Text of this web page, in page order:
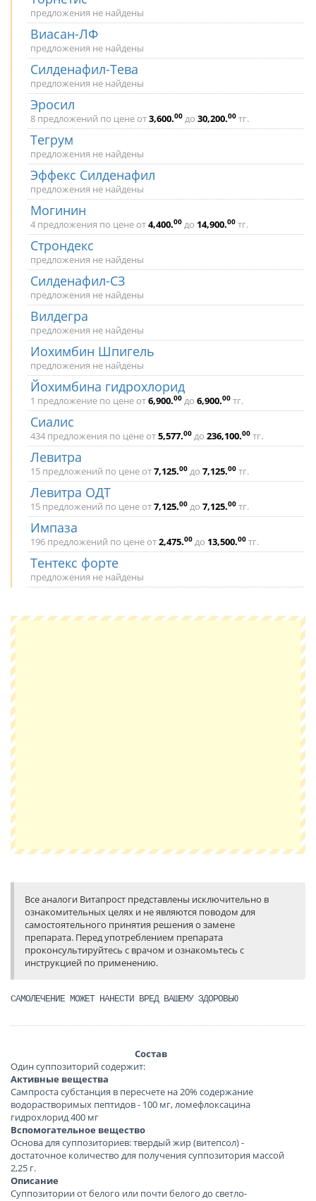
предложения не найдены
Виасан-ЛФ
предложения не найдены
Силденафил-Тева
предложения не найдены
Эросил
8 предложений по цене от3,600.00 до 30,200.00 тг.
Тегрум
предложения не найдены
Эффекс Силденафил
предложения не найдены
Могинин
4 предложения по цене от4,400.00 до 14,900.00 тг.
Строндекс
предложения не найдены
Силденафил-СЗ
предложения не найдены
Вилдегра
предложения не найдены
Иохимбин Шпигель
предложения не найдены
Йохимбина гидрохлорид
1 предложение по цене от6,900.00 до 6,900.00 тг.
Сиалис
434 предложения по цене от5,577.00 до 236,100.00 тг.
Левитра
15 предложений по цене от7,125.00 до 7,125.00 тг.
Левитра ОДТ
15 предложений по цене от7,125.00 до 7,125.00 тг.
Импаза
196 предложений по цене от2,475.00 до 13,500.00 тг.
Тентекс форте
предложения не найдены
Все аналоги Витапрост представлены исключительно в
ознакомительных целях и не являются поводом для
самостоятельного принятия решения о замене
препарата. Перед употреблением препарата
проконсультируйтесь с врачом и ознакомьтесь с
инструкцией по применению.
САМОЛЕЧЕНИЕ МОЖЕТ НАНЕСТИ ВРЕД ВАШЕМУ ЗДОРОВЬЮ
Состав
Один суппозиторий содержит:
Активные вещества
Сампроста субстанция в пересчете на 20% содержание
водорастворимых пептидов - 100 мг, ломефлоксацина
гидрохлорид 400 мг
Вспомогательное вещество
Основа для суппозиториев: твердый жир (витепсол) -
достаточное количество для получения суппозитория массой
2,25 г.
Описание
Суппозитории от белого или почти белого до светло-